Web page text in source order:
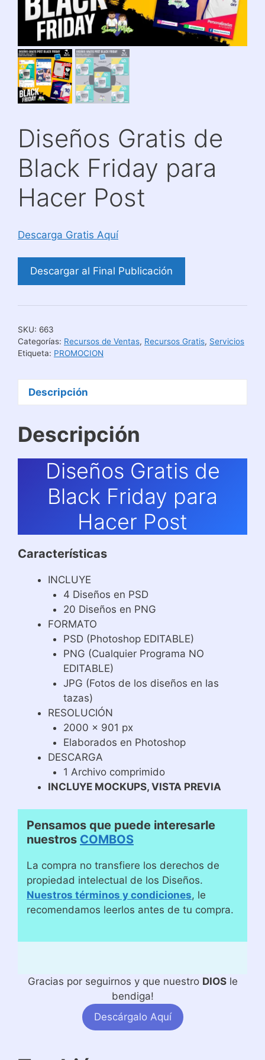
Diseños Gratis de
Black Friday para
Hacer Post
Descarga Gratis Aquí
Descargar al Final Publicación
SKU: 663
Categorías: Recursos de Ventas, Recursos Gratis, Servicios
Etiqueta: PROMOCION
Descripción
Descripción
Diseños Gratis de
Black Friday para
Hacer Post
Características
INCLUYE
4 Diseños en PSD
20 Diseños en PNG
FORMATO
PSD (Photoshop EDITABLE)
PNG (Cualquier Programa NO
EDITABLE)
JPG (Fotos de los diseños en las
tazas)
RESOLUCIÓN
2000 x 901 px
Elaborados en Photoshop
DESCARGA
1 Archivo comprimido
INCLUYE MOCKUPS, VISTA PREVIA
Pensamos que puede interesarle
nuestros COMBOS
La compra no transfiere los derechos de
propiedad intelectual de los Diseños.
Nuestros términos y condiciones, le
recomendamos leerlos antes de tu compra.
Gracias por seguirnos y que nuestro DIOSle
bendiga!
Descárgalo Aquí